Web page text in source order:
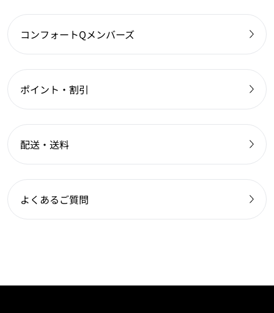
コンフォートQメンバーズ
ポイント・割引
配送・送料
よくあるご質問